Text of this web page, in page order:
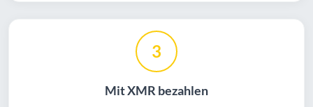
3
Mit XMR bezahlen